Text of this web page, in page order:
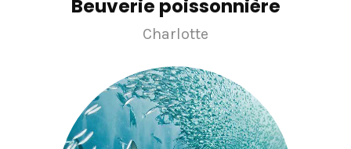
Beuverie poissonnière
Charlotte